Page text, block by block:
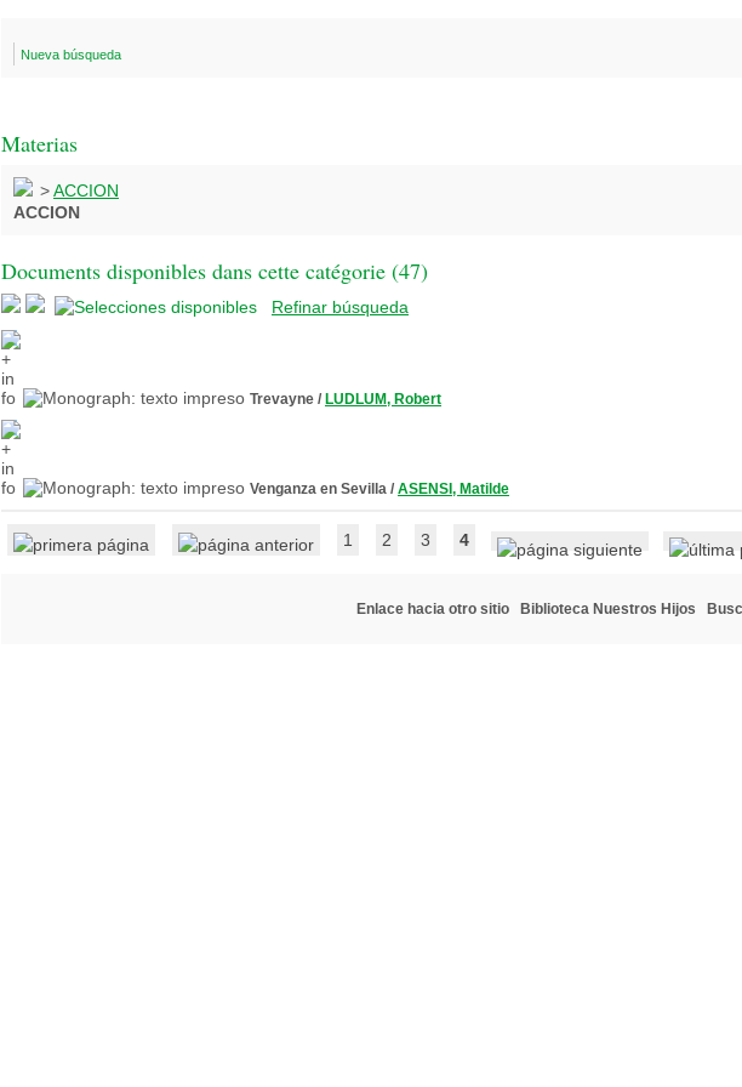
Nueva búsqueda
Materias
>ACCION
ACCION
Documents disponibles dans cette catégorie (47)
Refinar búsqueda
Trevayne / LUDLUM, Robert
Venganza en Sevilla / ASENSI, Matilde
1 2 3 4
Enlace hacia otro sitio Biblioteca Nuestros Hijos